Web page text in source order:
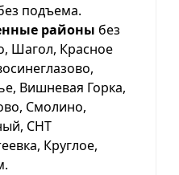
подъема.
районы без
Шагол, Красное
Вишневая Горка,
Смолино,
СНТ
Круглое,